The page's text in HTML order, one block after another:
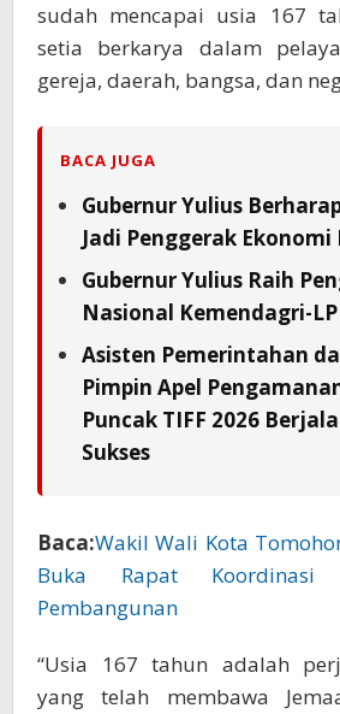
sudah mencapai usia 167
setia berkarya dalam
gereja, daerah, bangsa, dan
BACA JUGA
Gubernur Yulius
Jadi Penggerak
Gubernur Yulius Raih
Nasional Kemendagri-
Asisten Pemerintahan
Pimpin Apel
Puncak TIFF 2026
Sukses
Baca:Wakil Wali Kota
Buka Rapat Koordinasi
Pembangunan
“Usia 167 tahun adalah
yang telah membawa